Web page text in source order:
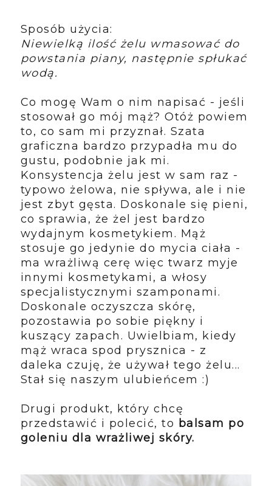
Sposób użycia:
Niewielką ilość żelu wmasować do
powstania piany, następnie spłukać
wodą.
Co mogę Wam o nim napisać - jeśli
stosował go mój mąż? Otóż powiem
to, co sam mi przyznał. Szata
graficzna bardzo przypadła mu do
gustu, podobnie jak mi.
Konsystencja żelu jest w sam raz -
typowo żelowa, nie spływa, ale i nie
jest zbyt gęsta. Doskonale się pieni,
co sprawia, że żel jest bardzo
wydajnym kosmetykiem. Mąż
stosuje go jedynie do mycia ciała -
ma wrażliwą cerę więc twarz myje
innymi kosmetykami, a włosy
specjalistycznymi szamponami.
Doskonale oczyszcza skórę,
pozostawia po sobie piękny i
kuszący zapach. Uwielbiam, kiedy
mąż wraca spod prysznica - z
daleka czuję, że używał tego żelu...
Stał się naszym ulubieńcem :)
Drugi produkt, który chcę
przedstawić i polecić, to balsam po
goleniu dla wrażliwej skóry.